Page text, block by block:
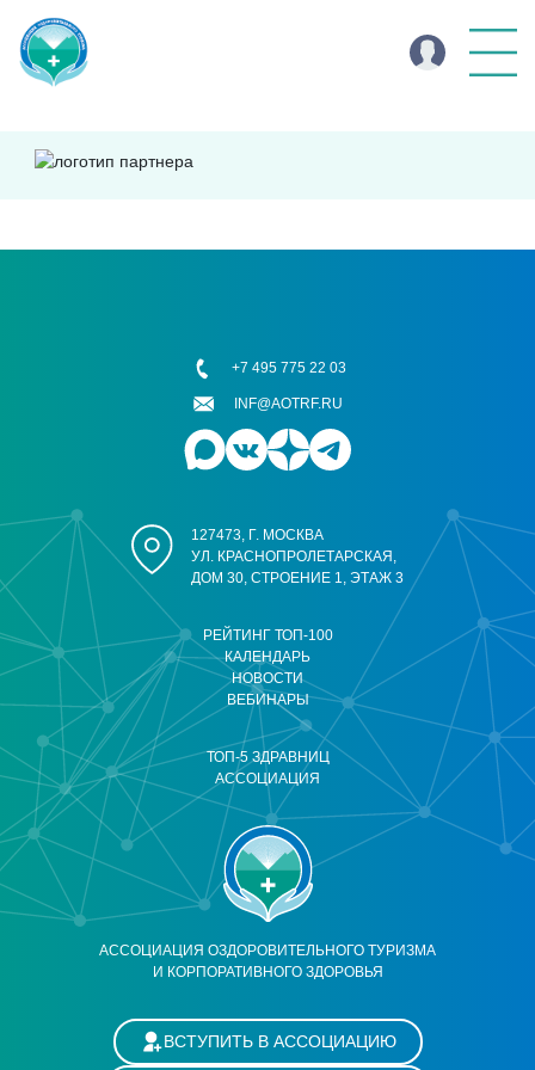
АССОЦИАЦИЯ ОЗДОРОВИТЕЛЬНОГО ТУРИЗМА
И КОРПОРАТИВНОГО ЗДОРОВЬЯ
РЕЙТИНГ ТОП-100
КАЛЕНДАРЬ
НОВОСТИ
ВЕБИНАРЫ
ТОП-5 ЗДРАВНИЦ
АССОЦИАЦИЯ
127473, Г. МОСКВА
УЛ. КРАСНОПРОЛЕТАРСКАЯ,
ДОМ 30, СТРОЕНИЕ 1, ЭТАЖ 3
+7 495 775 22 03
INF@AOTRF.RU
ВСТУПИТЬ В АССОЦИАЦИЮ